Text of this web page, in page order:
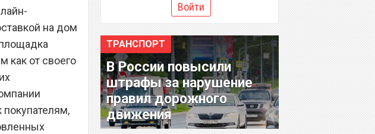
ввел
на дом
как от своего
Войти
ТРАНСПОРТ
В России повысили
штрафы за нарушение
правил дорожного
движения